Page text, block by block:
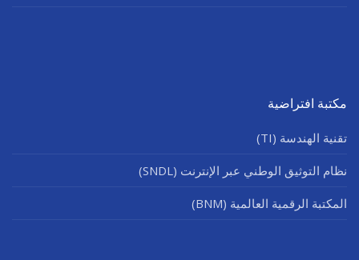
مكتبة افتراضية
تقنية الهندسة (TI)
نظام التوثيق الوطني عبر الإنترنت (SNDL)
المكتبة الرقمية العالمية (BNM)